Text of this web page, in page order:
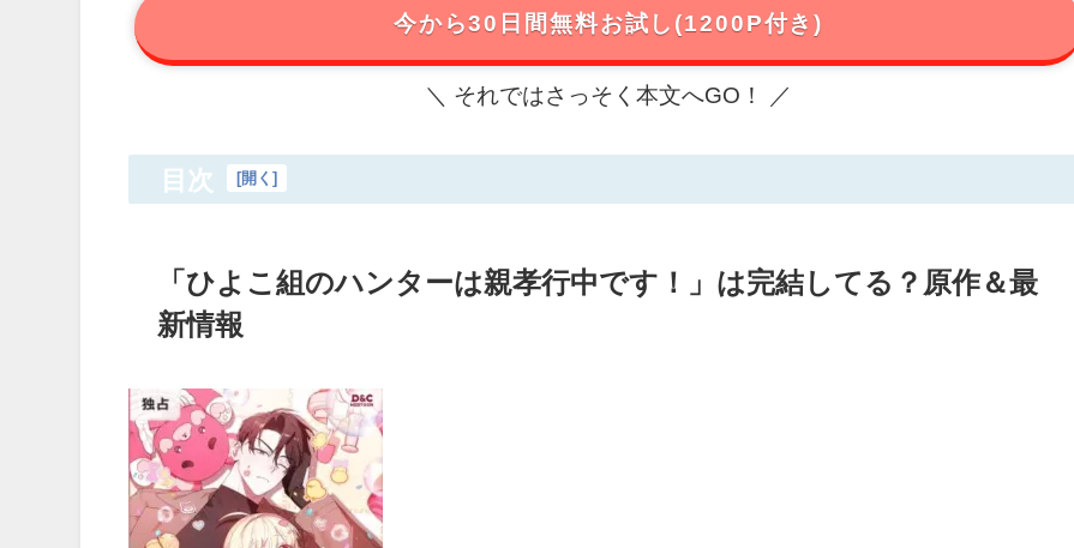
今から30日間無料お試し(1200P付き)
＼ それではさっそく本文へGO！ ／
目次 [開く]
「ひよこ組のハンターは親孝行中です！」は完結してる？原作＆最
新情報